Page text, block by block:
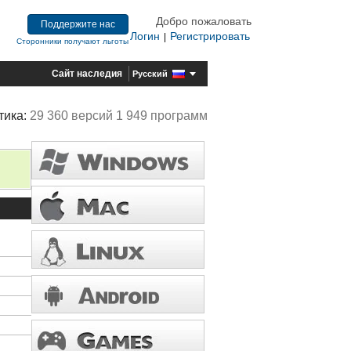
Поддержите нас
Сторонники получают льготы
Добро пожаловать
Логин
Регистрировать
Сайт наследия Русский
29 360 версий 1 949 программ